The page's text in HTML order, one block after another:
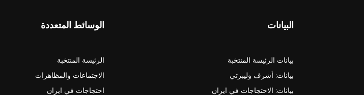
الوسائط المتعددة
الرئيسة المنتخبة
الاجتماعات والمظاهرات
احتجاجات في ايران
البيانات
بيانات الرئيسة المنتخبة
بيانات: أشرف وليبرتي
بيانات: الاحتجاجات في ايران